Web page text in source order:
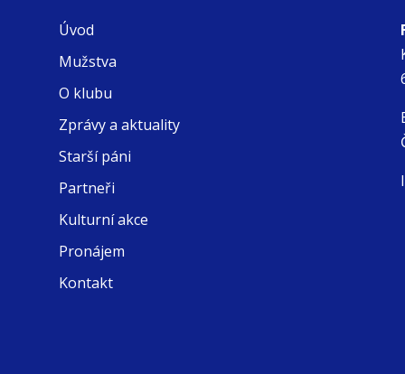
Úvod
Mužstva
O klubu
Zprávy a aktuality
Starší páni
Partneři
Kulturní akce
Pronájem
Kontakt